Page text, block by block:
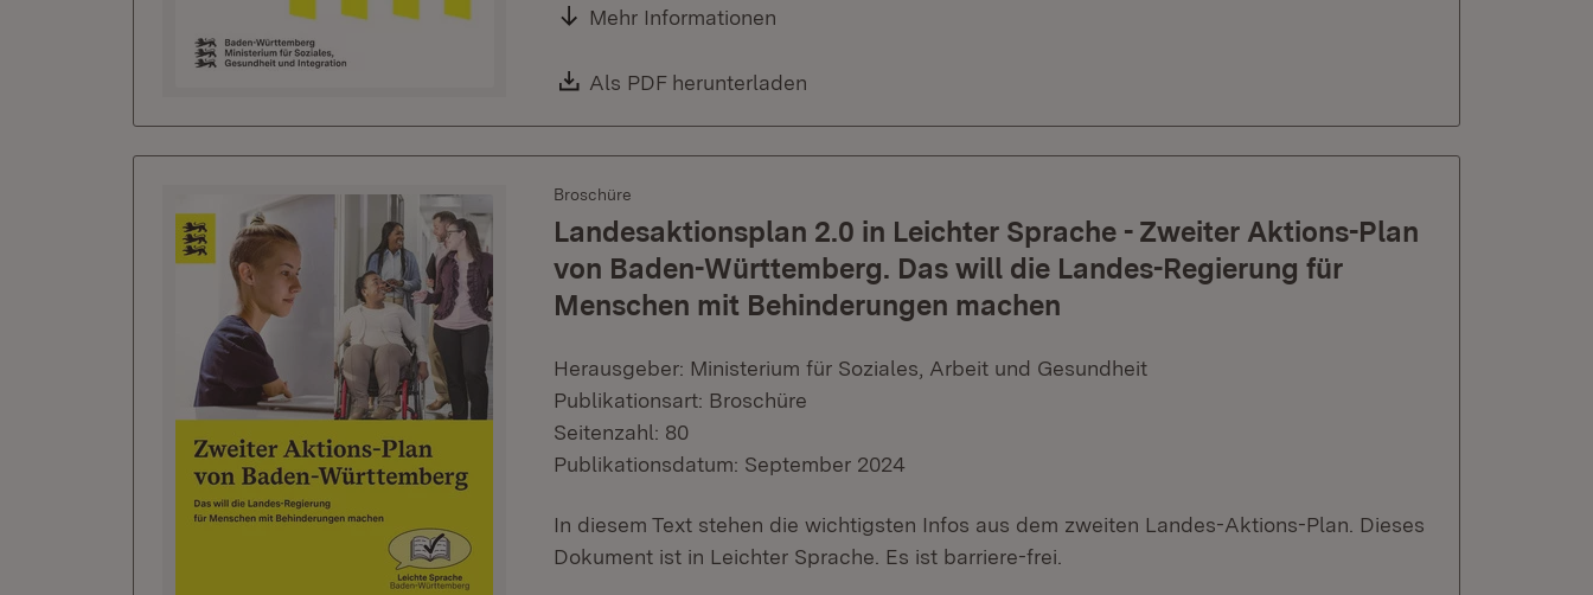
Mehr Informationen
Download:
Als PDF herunterladen
Broschüre
Landesaktionsplan 2.0 in Leichter Sprache - Zweiter Aktions-Plan
von Baden-Württemberg. Das will die Landes-Regierung für
Menschen mit Behinderungen machen
Herausgeber: Ministerium für Soziales, Arbeit und Gesundheit
Publikationsart: Broschüre
Seitenzahl: 80
Publikationsdatum: September 2024
In diesem Text stehen die wichtigsten Infos aus dem zweiten Landes-Aktions-Plan. Dieses
Dokument ist in Leichter Sprache. Es ist barriere-frei.